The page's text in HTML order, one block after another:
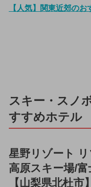
【人気】関東近郊の
スキー・スノ
すすめホテル
星野リゾート
高原スキー場/富
【山梨県北杜市】